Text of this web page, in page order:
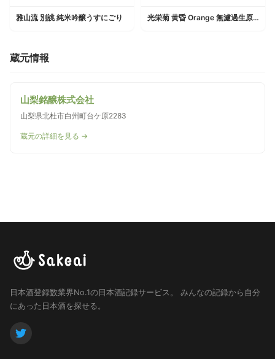
雅山流 別誂 純米吟醸うすにごり 光栄菊 黄昏 Orange 無濾過生原酒
蔵元情報
山梨銘醸株式会社
山梨県北杜市白州町台ケ原2283
蔵元の詳細を見る →
日本酒登録数業界No.1の日本酒記録サービス。
みんなの記録から自分
にあった日本酒を探せる。